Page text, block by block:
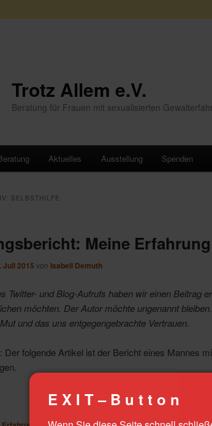
Trotz Allem e.V.
Beratung für Frauen mit sexualisierten
Aktuelles Ausstellung Spenden
SELBSTHILFE
Meine Erfahrung
Juli 2015 von Isabell Demuth
Twitter- und Blog-Aufrufs haben wir einen Beitrag
möchten. Der Autor möchte ungenannt
und das uns entgegengebrachte Vertrauen.
Der folgende Artikel ist der Bericht eines Mannes
E X I T – B u t t o n